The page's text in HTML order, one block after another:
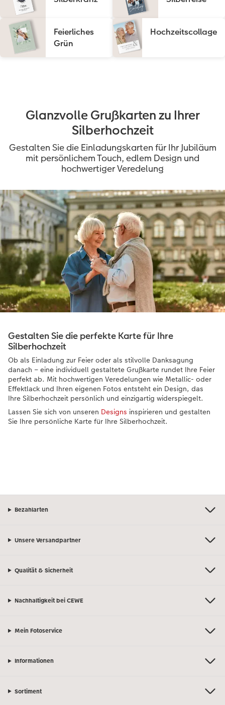
Feierliches
Grün
Hochzeitscollage
Glanzvolle Grußkarten zu Ihrer
Silberhochzeit
Gestalten Sie die Einladungskarten für Ihr Jubiläum
mit persönlichem Touch, edlem Design und
hochwertiger Veredelung
Gestalten Sie die perfekte Karte für Ihre
Silberhochzeit
Ob als Einladung zur Feier oder als stilvolle Danksagung
danach – eine individuell gestaltete Grußkarte rundet Ihre Feier
perfekt ab. Mit hochwertigen Veredelungen wie Metallic- oder
Effektlack und Ihren eigenen Fotos entsteht ein Design, das
Ihre Silberhochzeit persönlich und einzigartig widerspiegelt.
Lassen Sie sich von unseren Designs inspirieren und gestalten
Sie Ihre persönliche Karte für Ihre Silberhochzeit.
Bezahlarten
Unsere Versandpartner
Qualität & Sicherheit
Nachhaltigkeit bei CEWE
Mein Fotoservice
Informationen
Sortiment